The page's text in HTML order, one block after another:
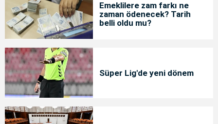
Emeklilere zam farkı ne
zaman ödenecek? Tarih
belli oldu mu?
Süper Lig'de yeni dönem